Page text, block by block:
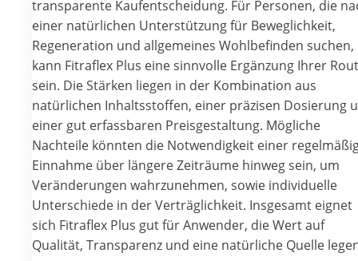
transparente Kaufentscheidung. Für Personen, die
einer natürlichen Unterstützung für Beweglichkeit,
Regeneration und allgemeines Wohlbefinden suchen,
kann Fitraflex Plus eine sinnvolle Ergänzung Ihrer
sein. Die Stärken liegen in der Kombination aus
natürlichen Inhaltsstoffen, einer präzisen Dosierung
einer gut erfassbaren Preisgestaltung. Mögliche
Nachteile könnten die Notwendigkeit einer
Einnahme über längere Zeiträume hinweg sein, um
Veränderungen wahrzunehmen, sowie individuelle
Unterschiede in der Verträglichkeit. Insgesamt eignet
sich Fitraflex Plus gut für Anwender, die Wert auf
Qualität, Transparenz und eine natürliche Quelle